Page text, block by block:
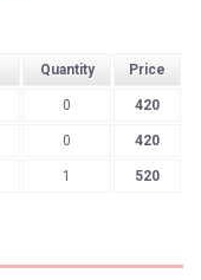
Quantity Price
0 420
0 420
1 520